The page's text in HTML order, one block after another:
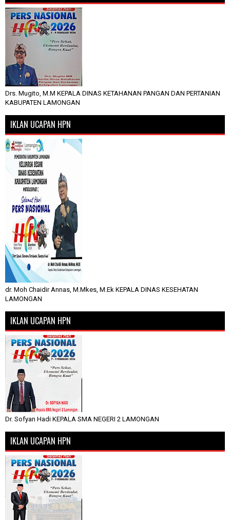
Drs. Mugito, M.M KEPALA DINAS KETAHANAN PANGAN DAN PERTANIAN
KABUPATEN LAMONGAN
IKLAN UCAPAN HPN
dr. Moh Chaidir Annas, M.Mkes, M.Ek KEPALA DINAS KESEHATAN
LAMONGAN
IKLAN UCAPAN HPN
Dr. Sofyan Hadi KEPALA SMA NEGERI 2 LAMONGAN
IKLAN UCAPAN HPN